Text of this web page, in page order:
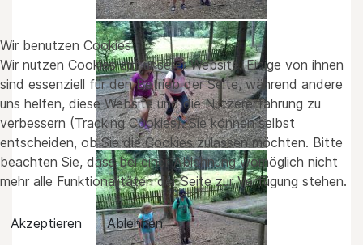
Wir benutzen Cookies
Wir nutzen Cookies auf unserer Website. Einige von ihnen
sind essenziell für den Betrieb der Seite, während andere
uns helfen, diese Website und die Nutzererfahrung zu
verbessern (Tracking Cookies). Sie können selbst
entscheiden, ob Sie die Cookies zulassen möchten. Bitte
beachten Sie, dass bei einer Ablehnung womöglich nicht
mehr alle Funktionalitäten der Seite zur Verfügung stehen.
Akzeptieren Ablehnen